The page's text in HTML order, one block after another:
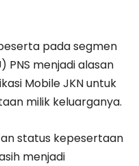
pada segmen
PNS menjadi alasan
Mobile JKN untuk
milik keluarganya.
status kepesertaan
menjadi